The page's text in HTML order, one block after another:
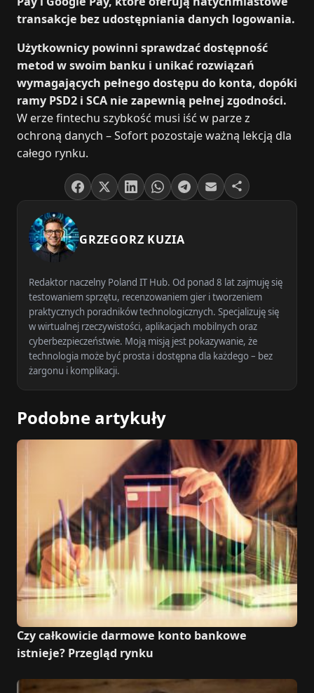
transakcje bez udostępniania danych logowania.
Użytkownicy powinni sprawdzać dostępność
metod w swoim banku i unikać rozwiązań
wymagających pełnego dostępu do konta, dopóki
ramy PSD2 i SCA nie zapewnią pełnej zgodności.
W erze fintechu szybkość musi iść w parze z
ochroną danych – Sofort pozostaje ważną lekcją dla
całego rynku.
GRZEGORZ KUZIA
Redaktor naczelny Poland IT Hub. Od ponad 8 lat zajmuję się
testowaniem sprzętu, recenzowaniem gier i tworzeniem
praktycznych poradników technologicznych. Specjalizuję się
w wirtualnej rzeczywistości, aplikacjach mobilnych oraz
cyberbezpieczeństwie. Moją misją jest pokazywanie, że
technologia może być prosta i dostępna dla każdego – bez
żargonu i komplikacji.
Podobne artykuły
Czy całkowicie darmowe konto bankowe
istnieje? Przegląd rynku